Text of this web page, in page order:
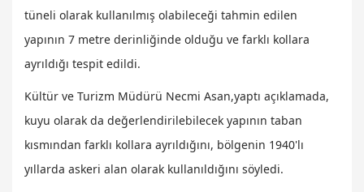
tüneli olarak kullanılmış olabileceği tahmin edilen
yapının 7 metre derinliğinde olduğu ve farklı kollara
ayrıldığı tespit edildi.
Kültür ve Turizm Müdürü Necmi Asan,yaptı açıklamada,
kuyu olarak da değerlendirilebilecek yapının taban
kısmından farklı kollara ayrıldığını, bölgenin 1940'lı
yıllarda askeri alan olarak kullanıldığını söyledi.